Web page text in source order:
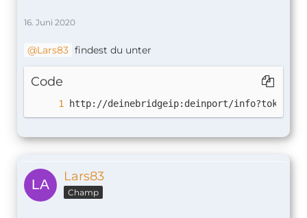
16. Juni 2020
Lars83 findest du unter
Code
http://deinebridgeip:deinport/
Lars83
Champ